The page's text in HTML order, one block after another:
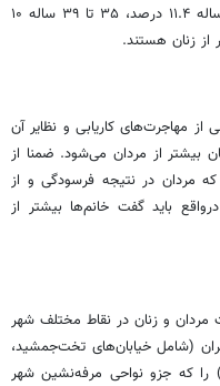
درصد»، ۲۵ تا ۲۹ ساله ۷ درصد، ۳۰ تا ۳۴ ساله ۱۱.۴ درصد، ۳۵ تا ۳۹ ساله ۱۰
از مهاجرت‌های کاریابی و نظایر آن
بیشتر از مردان می‌شود. ضمنا از
مردان در نتیجه فرسودگی و از
باید گفت خانم‌ها بیشتر از
و زنان در نقاط مختلف شهر
صورت است، وضع جمعیت ناحیه ۲ تهران (شامل خیابان‌های تخت‌جمشید،
را که جزو نواحی مرفه‌نشین شهر